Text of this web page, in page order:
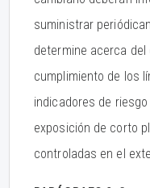
suministrar
determine acerca
cumplimiento de los
indicadores de
exposición de corto
controladas en el